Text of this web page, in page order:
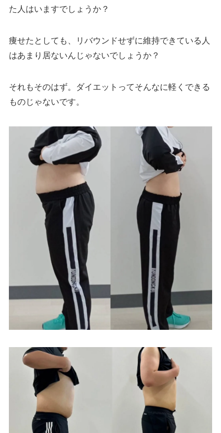
た人はいますでしょうか？
痩せたとしても、リバウンドせずに維持できている人
はあまり居ないんじゃないでしょうか？
それもそのはず。ダイエットってそんなに軽くできる
ものじゃないです。